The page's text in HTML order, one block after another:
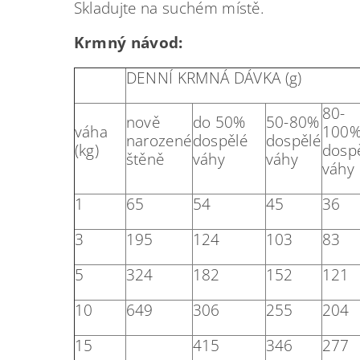
Skladujte na suchém místě.
Krmný návod:
DENNÍ KRMNÁ DÁVKA (g)
váha
(kg)
nově
narozené
štěně
do 50%
dospělé
váhy
50-80%
dospělé
váhy
80-
váhy
1
65 54 45
36
3
195 124 103
83
5
324 182 152
121
10
649 306 255
204
15
415 346 277